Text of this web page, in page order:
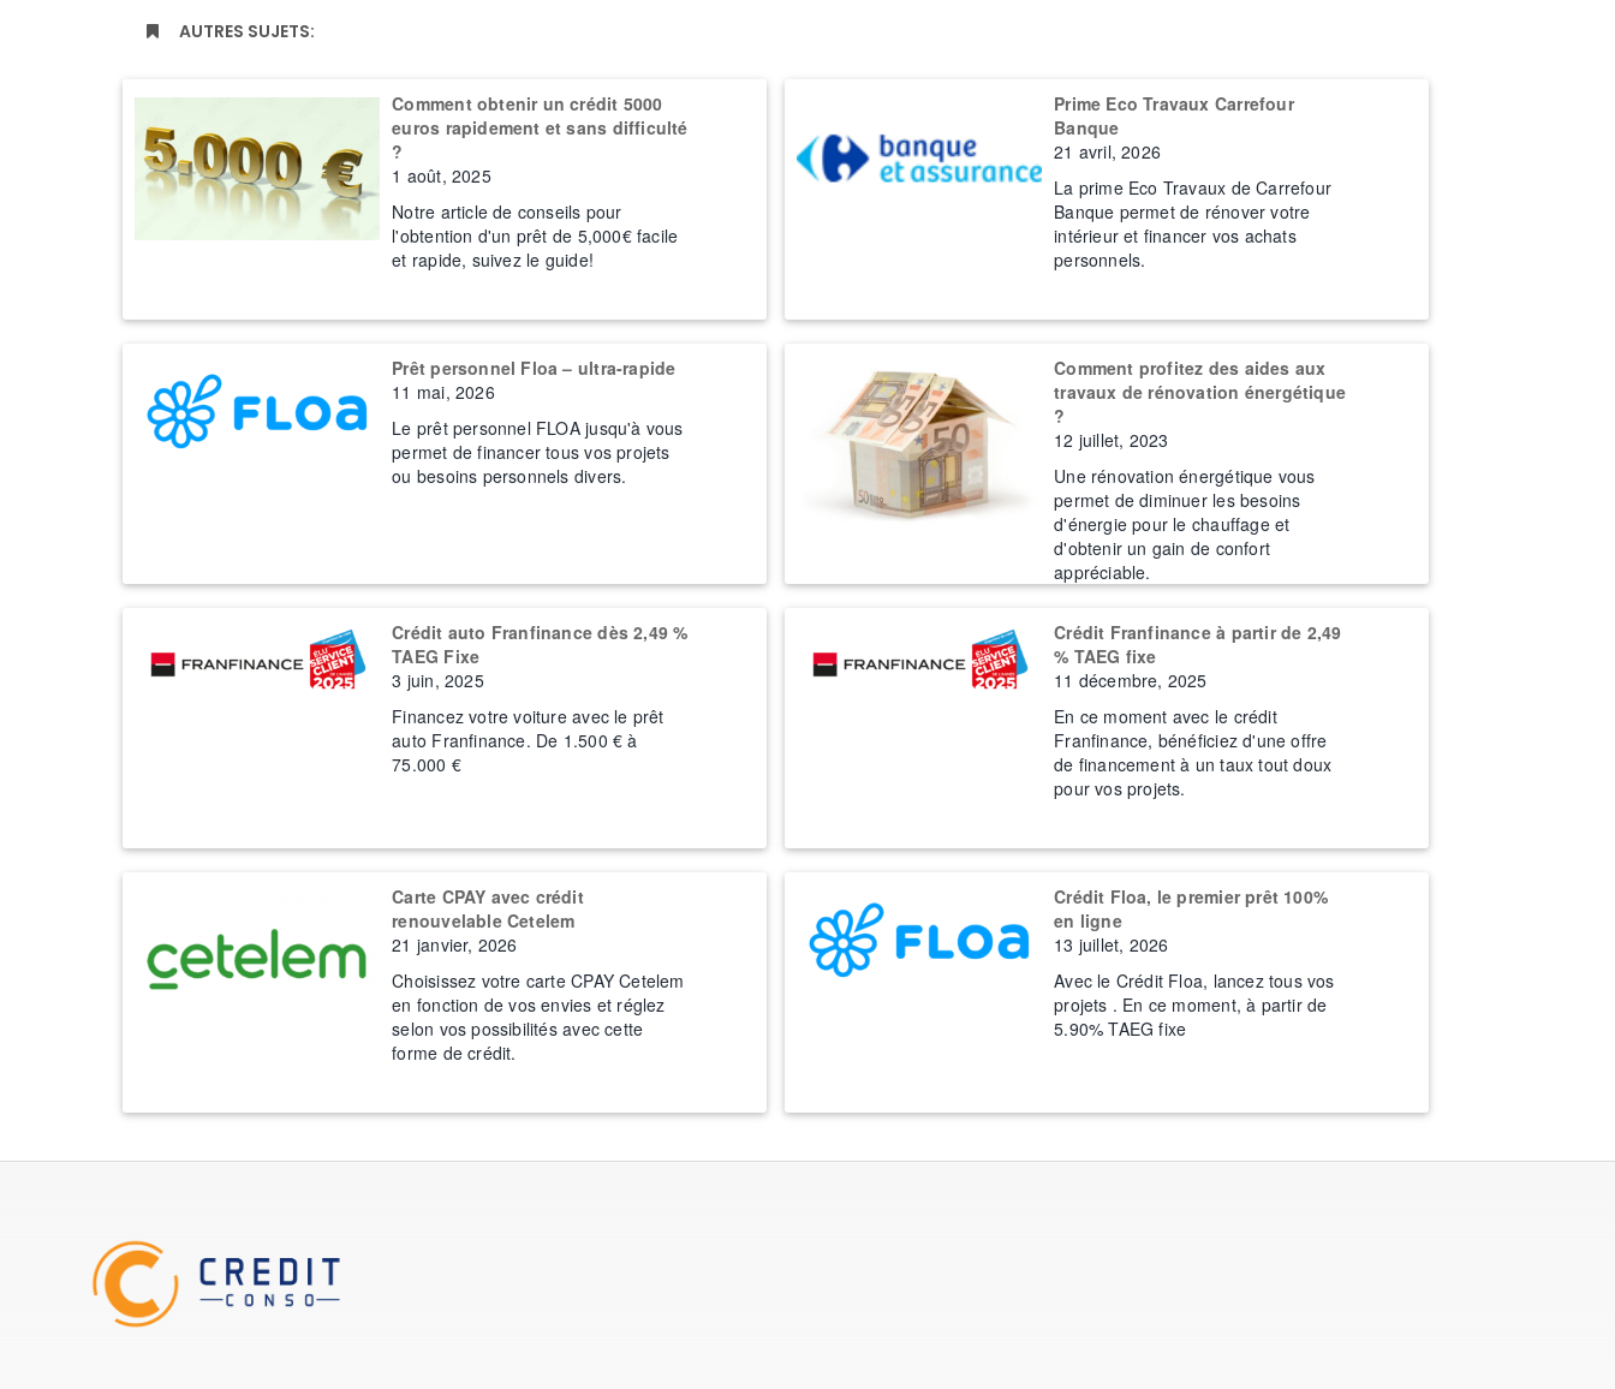
AUTRES SUJETS:
Comment obtenir un crédit 5000
euros rapidement et sans difficulté
?
1 août, 2025
Notre article de conseils pour
l'obtention d'un prêt de 5,000€ facile
et rapide, suivez le guide!
Prime Eco Travaux Carrefour
Banque
21 avril, 2026
La prime Eco Travaux de Carrefour
Banque permet de rénover votre
intérieur et financer vos achats
personnels.
Prêt personnel Floa – ultra-rapide
11 mai, 2026
Le prêt personnel FLOA jusqu'à vous
permet de financer tous vos projets
ou besoins personnels divers.
Comment profitez des aides aux
travaux de rénovation énergétique
?
12 juillet, 2023
Une rénovation énergétique vous
permet de diminuer les besoins
d'énergie pour le chauffage et
d'obtenir un gain de confort
appréciable.
Crédit auto Franfinance dès 2,49 %
TAEG Fixe
3 juin, 2025
Financez votre voiture avec le prêt
auto Franfinance. De 1.500 € à
75.000 €
Crédit Franfinance à partir de 2,49
% TAEG fixe
11 décembre, 2025
En ce moment avec le crédit
Franfinance, bénéficiez d'une offre
de financement à un taux tout doux
pour vos projets.
Carte CPAY avec crédit
renouvelable Cetelem
21 janvier, 2026
Choisissez votre carte CPAY Cetelem
en fonction de vos envies et réglez
selon vos possibilités avec cette
forme de crédit.
Crédit Floa, le premier prêt 100%
en ligne
13 juillet, 2026
Avec le Crédit Floa, lancez tous vos
projets . En ce moment, à partir de
5.90% TAEG fixe